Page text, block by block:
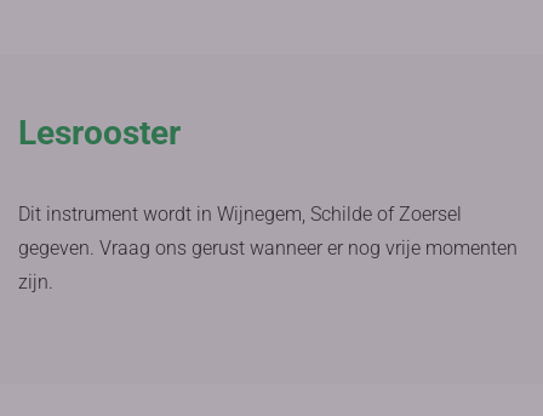
Lesrooster
Dit instrument wordt in Wijnegem, Schilde of Zoersel
gegeven. Vraag ons gerust wanneer er nog vrije momenten
zijn.